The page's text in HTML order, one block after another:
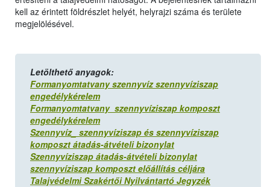
kell az érintett földrészlet helyét, helyrajzi száma és területe
megjelölésével.
Letölthető anyagok:
Formanyomtatvany szennyvíz szennyvíziszap
engedélykérelem
Formanyomtatvany szennyvíziszap komposzt
engedélykérelem
Szennyvíz_ szennyvíziszap és szennyvíziszap
komposzt átadás-átvételi bizonylat
Szennyvíziszap átadás-átvételi bizonylat
szennyvíziszap komposzt előállítás céljára
Talajvédelmi Szakértői Nyilvántartó Jegyzék